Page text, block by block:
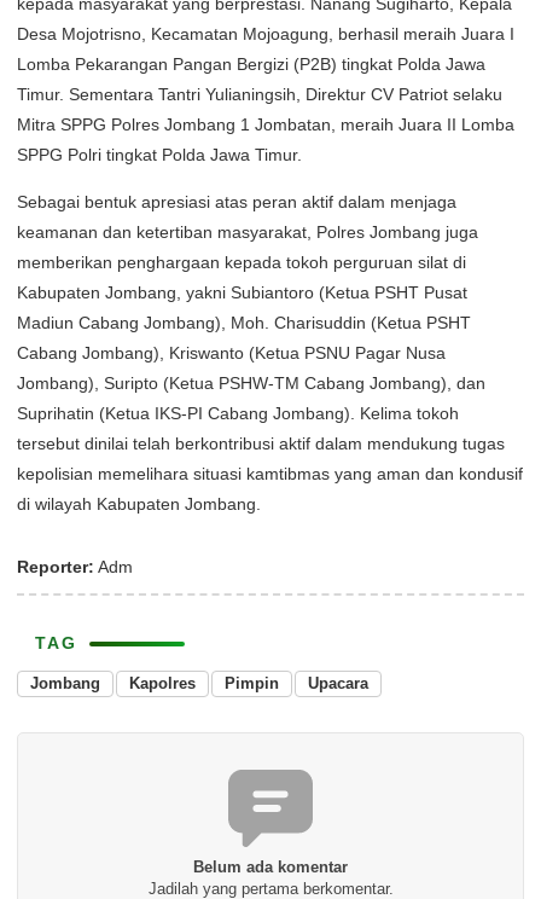
Desa Mojotrisno, Kecamatan Mojoagung, berhasil meraih Juara I
Lomba Pekarangan Pangan Bergizi (P2B) tingkat Polda Jawa
Timur. Sementara Tantri Yulianingsih, Direktur CV Patriot selaku
Mitra SPPG Polres Jombang 1 Jombatan, meraih Juara II Lomba
SPPG Polri tingkat Polda Jawa Timur.
Sebagai bentuk apresiasi atas peran aktif dalam menjaga
keamanan dan ketertiban masyarakat, Polres Jombang juga
memberikan penghargaan kepada tokoh perguruan silat di
Kabupaten Jombang, yakni Subiantoro (Ketua PSHT Pusat
Madiun Cabang Jombang), Moh. Charisuddin (Ketua PSHT
Cabang Jombang), Kriswanto (Ketua PSNU Pagar Nusa
Jombang), Suripto (Ketua PSHW-TM Cabang Jombang), dan
Suprihatin (Ketua IKS-PI Cabang Jombang). Kelima tokoh
tersebut dinilai telah berkontribusi aktif dalam mendukung tugas
kepolisian memelihara situasi kamtibmas yang aman dan kondusif
di wilayah Kabupaten Jombang.
Reporter: Adm
TAG
Jombang Kapolres Pimpin Upacara
Belum ada komentar
Jadilah yang pertama berkomentar.